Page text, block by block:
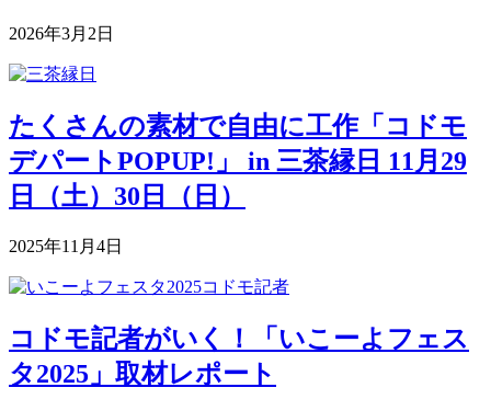
2026年3月2日
たくさんの素材で自由に工作「コドモ
デパートPOPUP!」 in 三茶縁日 11月29
日（土）30日（日）
2025年11月4日
コドモ記者がいく！「いこーよフェス
タ2025」取材レポート